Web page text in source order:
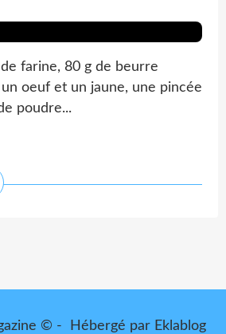
farine, 80 g de beurre
oeuf et un jaune, une pincée
poudre...
© - Hébergé par Eklablog